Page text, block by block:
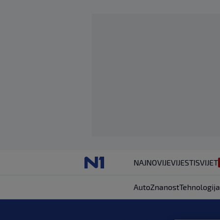
NAJNOVIJEVIJESTISVIJET
AutoZnanostTehnologija